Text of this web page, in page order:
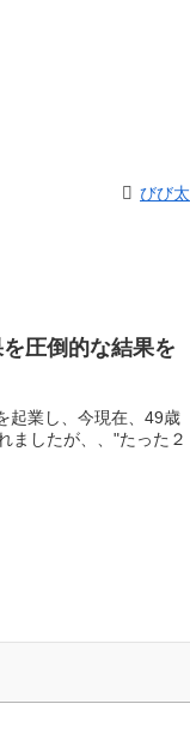
びび太
圧倒的な結果を
起業し、今現在、49歳
ましたが、、"たった２